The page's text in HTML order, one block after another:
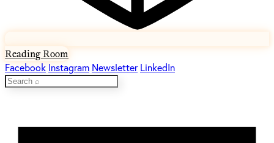
Reading Room
Facebook Instagram Newsletter LinkedIn